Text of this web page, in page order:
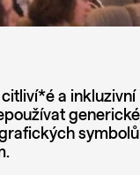
a inkluzivní